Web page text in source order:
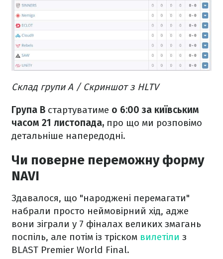
Склад групи A / Скриншот з HLTV
Група B стартуватиме о 6:00 за київським
часом 21 листопада, про що ми розповімо
детальніше напередодні.
Чи поверне переможну форму
NAVI
Здавалося, що "народжені перемагати"
набрали просто неймовірний хід, адже
вони зіграли у 7 фіналах великих змагань
поспіль, але потім із тріском вилетіли з
BLAST Premier World Final.